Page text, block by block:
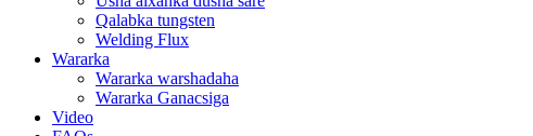
Qalabka tungsten
Welding Flux
Wararka
Wararka warshadaha
Wararka Ganacsiga
Video